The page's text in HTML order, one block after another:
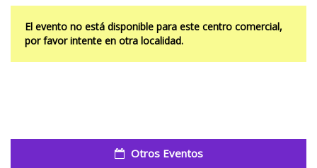
El evento no está disponible para este centro comercial,
por favor intente en otra localidad.
Otros Eventos